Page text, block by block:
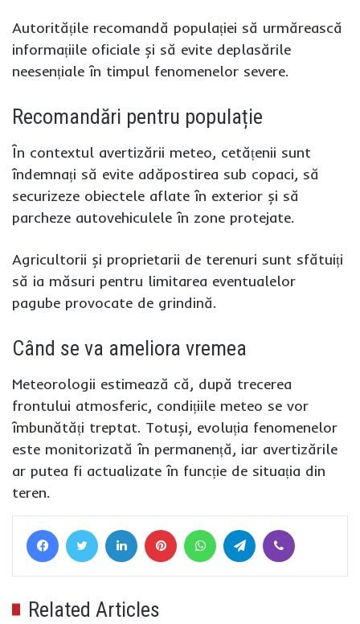
Autoritățile recomandă populației să urmărească
informațiile oficiale și să evite deplasările
neesențiale în timpul fenomenelor severe.
Recomandări pentru populație
În contextul avertizării meteo, cetățenii sunt
îndemnați să evite adăpostirea sub copaci, să
securizeze obiectele aflate în exterior și să
parcheze autovehiculele în zone protejate.
Agricultorii și proprietarii de terenuri sunt sfătuiți
să ia măsuri pentru limitarea eventualelor
pagube provocate de grindină.
Când se va ameliora vremea
Meteorologii estimează că, după trecerea
frontului atmosferic, condițiile meteo se vor
îmbunătăți treptat. Totuși, evoluția fenomenelor
este monitorizată în permanență, iar avertizările
ar putea fi actualizate în funcție de situația din
teren.
FacebookTwitter LinkedIn Pinterest WhatsAppTelegram
Related Articles